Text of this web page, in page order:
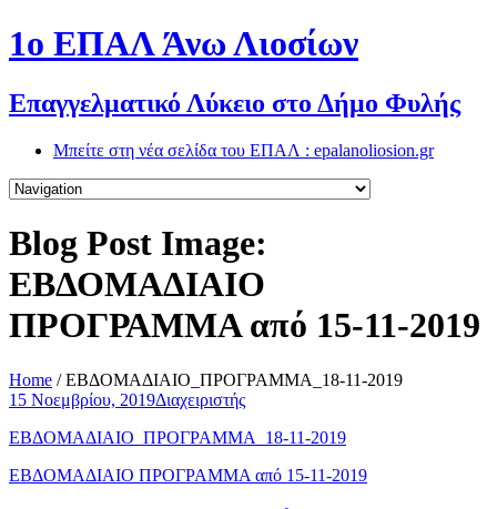
1o ΕΠΑΛ Άνω Λιοσίων
Επαγγελματικό Λύκειο στο Δήμο Φυλής
Μπείτε στη νέα σελίδα του ΕΠΑΛ : epalanoliosion.gr
Blog Post Image:
ΕΒΔΟΜΑΔΙΑΙΟ
ΠΡΟΓΡΑΜΜΑ από 15-11-2019
Home /ΕΒΔΟΜΑΔΙΑΙΟ_ΠΡΟΓΡΑΜΜΑ_18-11-2019
15 Νοεμβρίου, 2019Διαχειριστής
ΕΒΔΟΜΑΔΙΑΙΟ_ΠΡΟΓΡΑΜΜΑ_18-11-2019
ΕΒΔΟΜΑΔΙΑΙΟ ΠΡΟΓΡΑΜΜΑ από 15-11-2019